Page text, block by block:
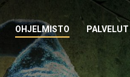
NÄYTÄ
ALAVALIKKO
OHJELMISTO
NÄYTÄ
PALVELUT